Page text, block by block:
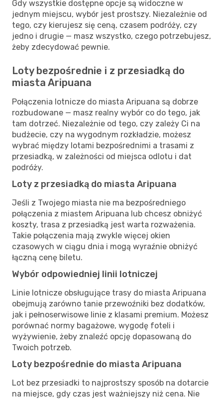
Gdy wszystkie dostępne opcje są widoczne w
jednym miejscu, wybór jest prostszy. Niezależnie od
tego, czy kierujesz się ceną, czasem podróży, czy
jedno i drugie — masz wszystko, czego potrzebujesz,
żeby zdecydować pewnie.
Loty bezpośrednie i z przesiadką do
miasta Aripuana
Połączenia lotnicze do miasta Aripuana są dobrze
rozbudowane — masz realny wybór co do tego, jak
tam dotrzeć. Niezależnie od tego, czy zależy Ci na
budżecie, czy na wygodnym rozkładzie, możesz
wybrać między lotami bezpośrednimi a trasami z
przesiadką, w zależności od miejsca odlotu i dat
podróży.
Loty z przesiadką do miasta Aripuana
Jeśli z Twojego miasta nie ma bezpośredniego
połączenia z miastem Aripuana lub chcesz obniżyć
koszty, trasa z przesiadką jest warta rozważenia.
Takie połączenia mają zwykle więcej okien
czasowych w ciągu dnia i mogą wyraźnie obniżyć
łączną cenę biletu.
Wybór odpowiedniej linii lotniczej
Linie lotnicze obsługujące trasy do miasta Aripuana
obejmują zarówno tanie przewoźniki bez dodatków,
jak i pełnoserwisowe linie z klasami premium. Możesz
porównać normy bagażowe, wygodę foteli i
wyżywienie, żeby znaleźć opcję dopasowaną do
Twoich potrzeb.
Loty bezpośrednie do miasta Aripuana
Lot bez przesiadki to najprostszy sposób na dotarcie
na miejsce, gdy czas jest ważniejszy niż cena. Nie